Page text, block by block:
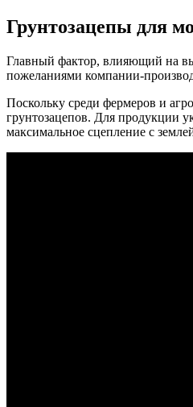
Грунтозацепы для
Главный фактор, влияющий на
пожеланиями компании-
Поскольку среди фермеров и
грунтозацепов. Для продукции
максимальное сцепление с